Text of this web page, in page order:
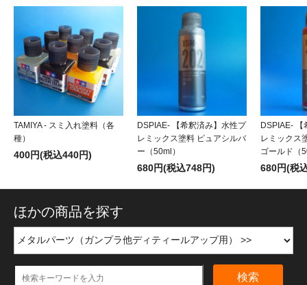
TAMIYA - スミ入れ塗料（各
種）
400円(税込440円)
DSPIAE- 【希釈済み】水性プ
レミックス塗料 ピュアシルバ
ー（50ml）
680円(税込748円)
DSPIAE- 【
レミックス
ゴールド（
680円(税
ほかの商品を探す
検索